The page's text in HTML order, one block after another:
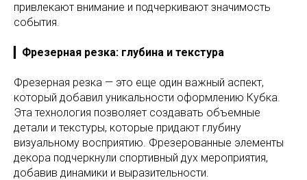
привлекают внимание и подчеркивают значимость
события.
Фрезерная резка: глубина и текстура
Фрезерная резка — это еще один важный аспект,
который добавил уникальности оформлению Кубка.
Эта технология позволяет создавать объемные
детали и текстуры, которые придают глубину
визуальному восприятию. Фрезерованные элементы
декора подчеркнули спортивный дух мероприятия,
добавив динамики и выразительности.